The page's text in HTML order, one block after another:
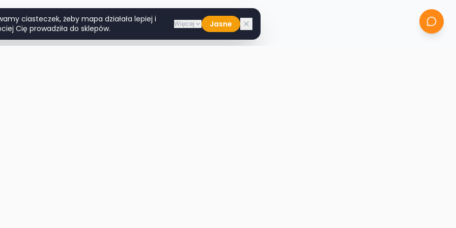
ciasteczek, żeby mapa działała lepiej i
Cię prowadziła do sklepów.
Więcej Jasne